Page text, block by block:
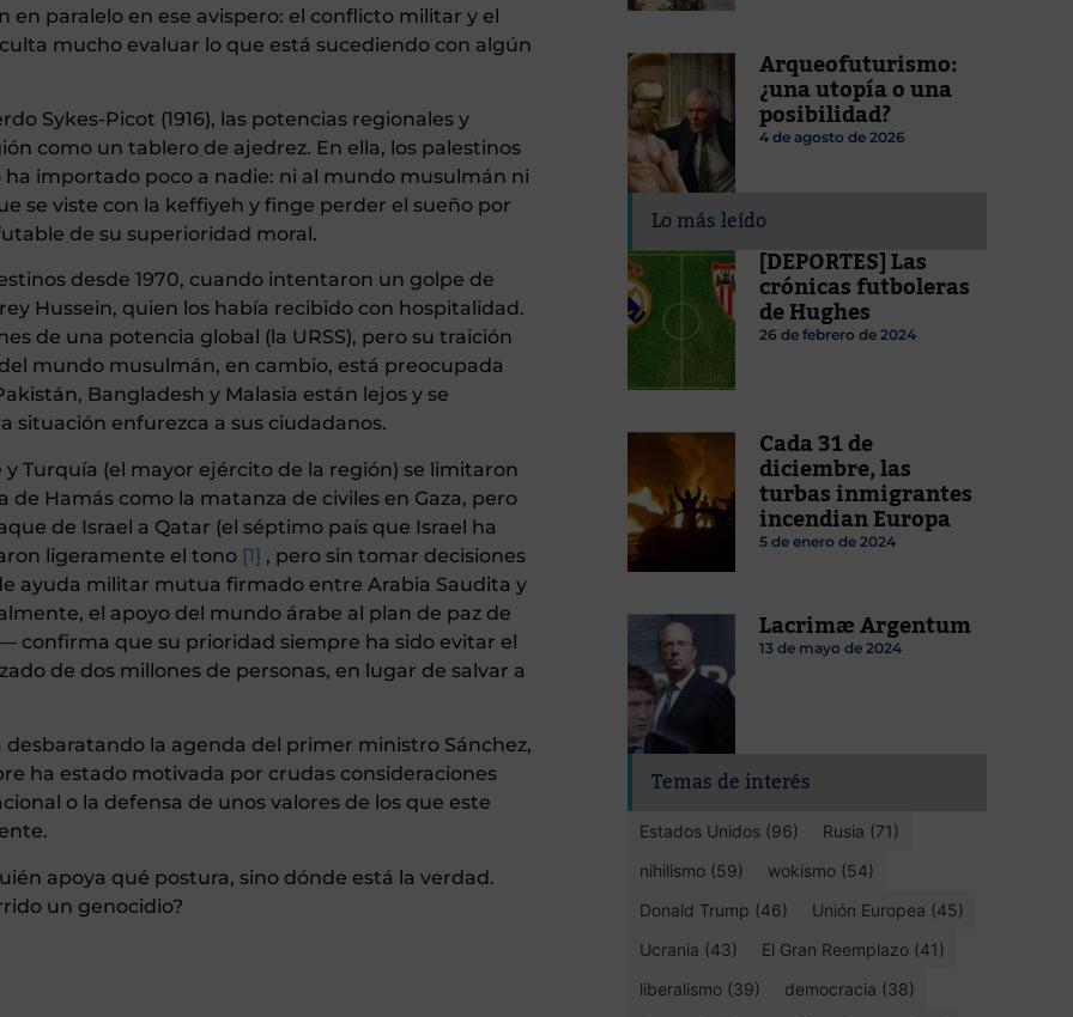
en paralelo en ese avispero: el conflicto militar y el
mucho evaluar lo que está sucediendo con algún
Sykes-Picot (1916), las potencias regionales y
como un tablero de ajedrez. En ella, los palestinos
importado poco a nadie: ni al mundo musulmán ni
se viste con la keffiyeh y finge perder el sueño por
de su superioridad moral.
desde 1970, cuando intentaron un golpe de
Hussein, quien los había recibido con hospitalidad.
de una potencia global (la URSS), pero su traición
mundo musulmán, en cambio, está preocupada
Bangladesh y Malasia están lejos y se
situación enfurezca a sus ciudadanos.
y Turquía (el mayor ejército de la región) se limitaron
Hamás como la matanza de civiles en Gaza, pero
de Israel a Qatar (el séptimo país que Israel ha
ligeramente el tono [1] , pero sin tomar decisiones
ayuda militar mutua firmado entre Arabia Saudita y
el apoyo del mundo árabe al plan de paz de
confirma que su prioridad siempre ha sido evitar el
de dos millones de personas, en lugar de salvar a
desbaratando la agenda del primer ministro Sánchez,
ha estado motivada por crudas consideraciones
o la defensa de unos valores de los que este
apoya qué postura, sino dónde está la verdad.
un genocidio?
Arqueofuturismo:
¿una utopía o una
posibilidad?
4 de agosto de 2026
Lo más leído
[DEPORTES] Las
crónicas futboleras
de Hughes
26 de febrero de 2024
Cada 31 de
diciembre, las
turbas inmigrantes
incendian Europa
5 de enero de 2024
Lacrimæ Argentum
13 de mayo de 2024
Temas de interés
Estados Unidos (96)
Rusia (71)
nihilismo (59)
wokismo (54)
Donald Trump (46)
Unión Europea (45)
Ucrania (43)
El Gran Reemplazo (41)
liberalismo (39)
democracia (38)